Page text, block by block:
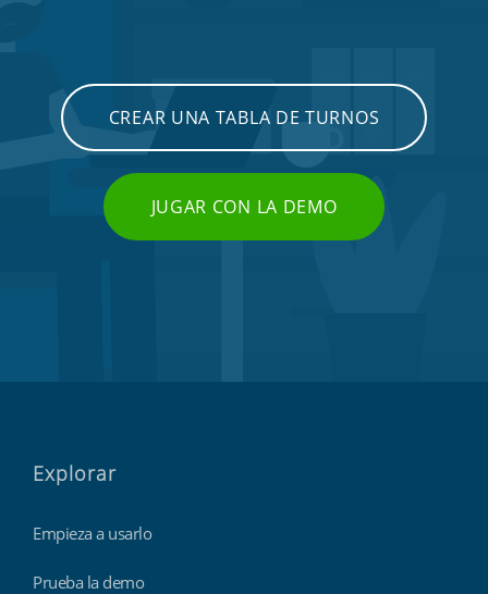
CREAR UNA TABLA DE TURNOS
JUGAR CON LA DEMO
Explorar
Empieza a usarlo
Prueba la demo